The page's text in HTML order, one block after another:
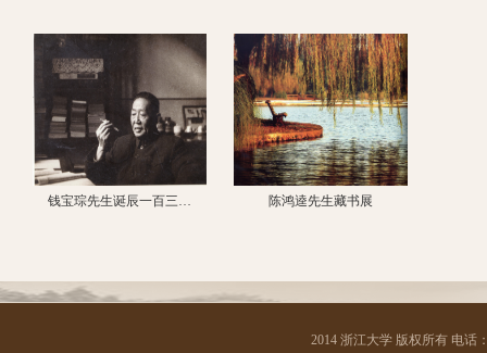
钱宝琮先生诞辰一百三… 陈鸿逵先生藏书展
2014 浙江大学 版权所有 电话